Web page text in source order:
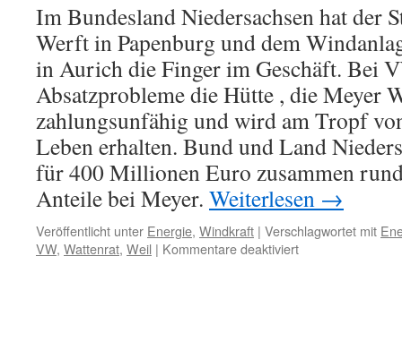
Im Bundesland Niedersachsen hat der
Werft in Papenburg und dem
in Aurich die Finger im Geschäft. Bei
Absatzprobleme die Hütte , die Meyer
zahlungsunfähig und wird am Tropf
Leben erhalten. Bund und Land
für 400 Millionen Euro zusammen
Anteile bei Meyer. Weiterlesen →
Veröffentlicht unter Energie, Windkraft | Verschlagwortet mit
VW, Wattenrat, Weil | Kommentare deaktiviertfür